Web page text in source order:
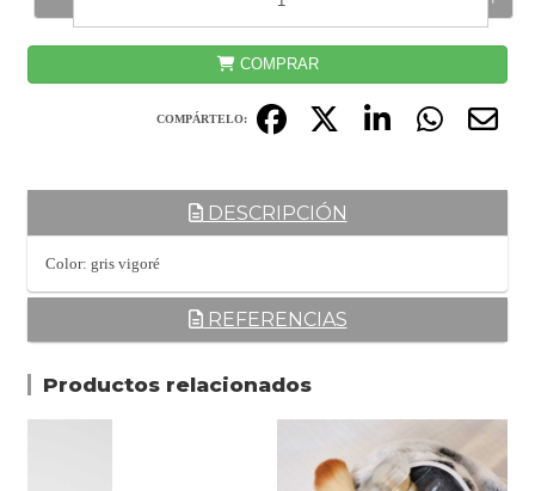
COMPRAR
COMPÁRTELO:
DESCRIPCIÓN
Color: gris vigoré
REFERENCIAS
Productos relacionados